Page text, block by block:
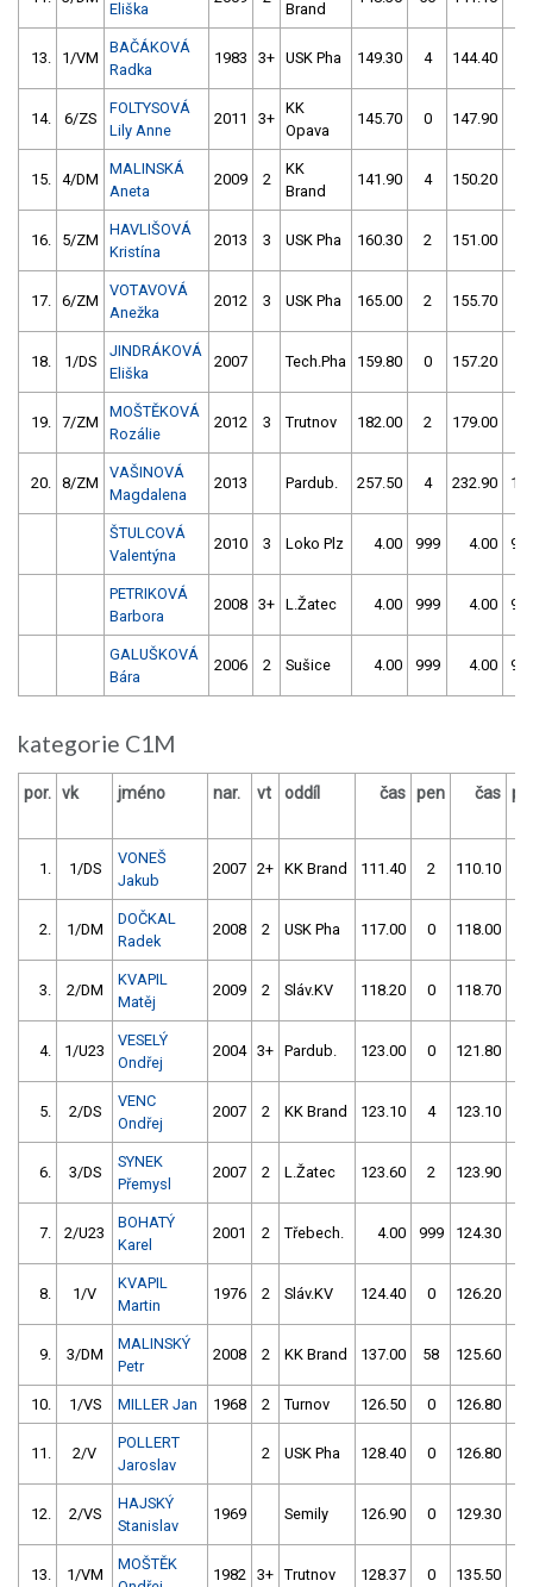
Eliška Brand
13. 1/VM
BAČÁKOVÁ
Radka
1983 3+ USK Pha 149.30 4 144.40
14. 6/ZS
FOLTYSOVÁ
Lily Anne
2011 3+
KK
Opava
145.70 0 147.90
15. 4/DM
MALINSKÁ
Aneta
2009 2
KK
Brand
141.90 4 150.20
16. 5/ZM
HAVLIŠOVÁ
Kristína
2013 3 USK Pha 160.30 2 151.00
17. 6/ZM
VOTAVOVÁ
Anežka
2012 3 USK Pha 165.00 2 155.70
18. 1/DS
JINDRÁKOVÁ
Eliška
2007 Tech.Pha 159.80 0 157.20
19. 7/ZM
MOŠTĚKOVÁ
Rozálie
2012 3 Trutnov 182.00 2 179.00
20. 8/ZM
VAŠINOVÁ
Magdalena
2013 Pardub. 257.50 4 232.90
ŠTULCOVÁ
Valentýna
2010 3 Loko Plz 4.00 999 4.00
PETRIKOVÁ
Barbora
2008 3+ L.Žatec 4.00 999 4.00
GALUŠKOVÁ
Bára
2006 2 Sušice 4.00 999 4.00
kategorie C1M
por. vk jméno nar. vt oddíl čas pen čas
1. 1/DS
VONEŠ
Jakub
2007 2+ KK Brand 111.40 2 110.10
2. 1/DM
DOČKAL
Radek
2008 2 USK Pha 117.00 0 118.00
3. 2/DM
KVAPIL
Matěj
2009 2 Sláv.KV 118.20 0 118.70
4. 1/U23
VESELÝ
Ondřej
2004 3+ Pardub. 123.00 0 121.80
5. 2/DS
VENC
Ondřej
2007 2 KK Brand 123.10 4 123.10
6. 3/DS
SYNEK
Přemysl
2007 2 L.Žatec 123.60 2 123.90
7. 2/U23
BOHATÝ
Karel
2001 2 Třebech. 4.00 999 124.30
8. 1/V
KVAPIL
Martin
1976 2 Sláv.KV 124.40 0 126.20
9. 3/DM
MALINSKÝ
Petr
2008 2 KK Brand 137.00 58 125.60
10. 1/VS MILLER Jan 1968 2 Turnov 126.50 0 126.80
11. 2/V
POLLERT
Jaroslav
2 USK Pha 128.40 0 126.80
12. 2/VS
HAJSKÝ
Stanislav
1969 Semily 126.90 0 129.30
13. 1/VM
MOŠTĚK
1982 3+ Trutnov 128.37 0 135.50